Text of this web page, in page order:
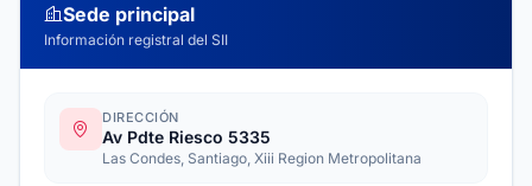
Sede principal
Información registral del SII
DIRECCIÓN
Av Pdte Riesco 5335
Las Condes, Santiago, Xiii Region Metropolitana